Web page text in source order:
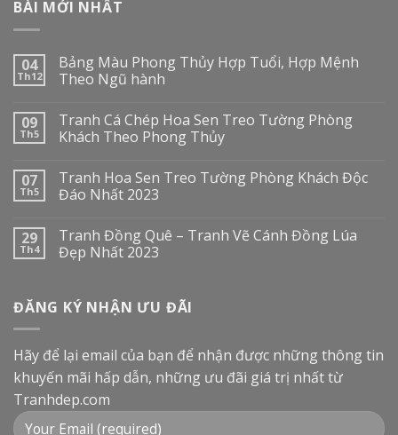
BÀI MỚI NHẤT
04
Th12
Bảng Màu Phong Thủy Hợp Tuổi, Hợp Mệnh
Theo Ngũ hành
09
Th5
Tranh Cá Chép Hoa Sen Treo Tường Phòng
Khách Theo Phong Thủy
07
Th5
Tranh Hoa Sen Treo Tường Phòng Khách Độc
Đáo Nhất 2023
29
Th4
Tranh Đồng Quê – Tranh Vẽ Cánh Đồng Lúa
Đẹp Nhất 2023
ĐĂNG KÝ NHẬN ƯU ĐÃI
Hãy để lại email của bạn để nhận được những thông tin
khuyến mãi hấp dẫn, những ưu đãi giá trị nhất từ
Tranhdep.com